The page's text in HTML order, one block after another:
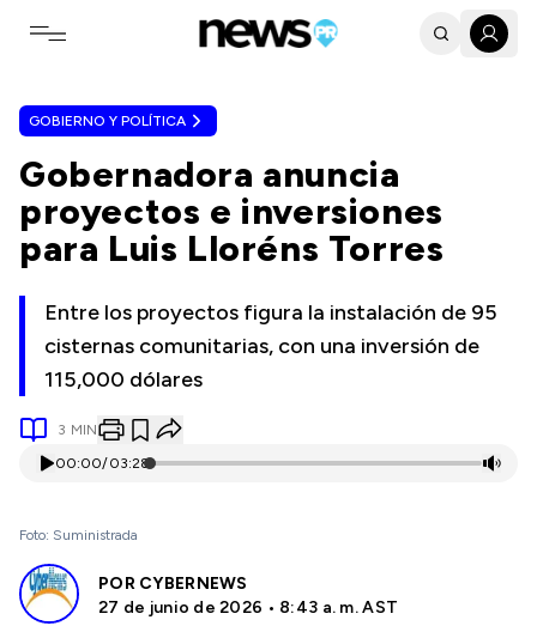
Toggle navigation menu
GOBIERNO Y POLÍTICA
Gobernadora anuncia
proyectos e inversiones
para Luis Lloréns Torres
Entre los proyectos figura la instalación de 95
cisternas comunitarias, con una inversión de
115,000 dólares
3 MIN
00:00/03:28
Foto: Suministrada
POR CYBERNEWS
27 de junio de 2026 • 8:43 a. m. AST